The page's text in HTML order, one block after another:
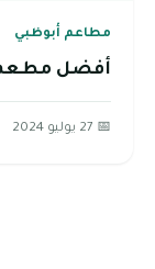
مطاعم أبوظبي
أفضل مطعم
📅 27 يوليو 2024